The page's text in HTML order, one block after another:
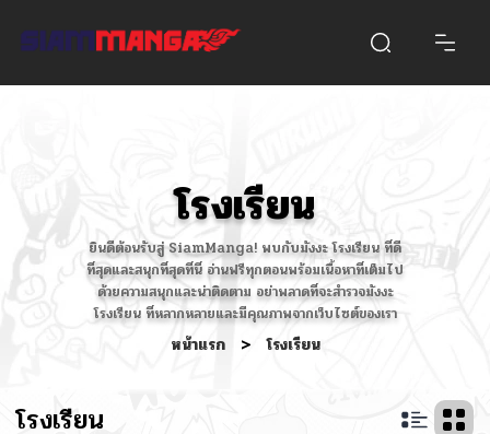
โรงเรียน
ยินดีต้อนรับสู่ SiamManga! พบกับมังงะ โรงเรียน ที่ดี
ที่สุดและสนุกที่สุดที่นี่ อ่านฟรีทุกตอนพร้อมเนื้อหาที่เต็มไป
ด้วยความสนุกและน่าติดตาม อย่าพลาดที่จะสำรวจมังงะ
โรงเรียน ที่หลากหลายและมีคุณภาพจากเว็บไซต์ของเรา
หน้าแรก > โรงเรียน
โรงเรียน